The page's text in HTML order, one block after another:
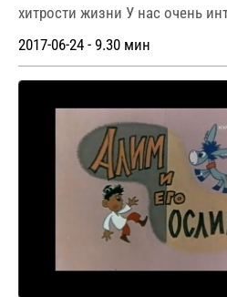
хитрости жизни У нас очень
2017-06-24 - 9.30 мин